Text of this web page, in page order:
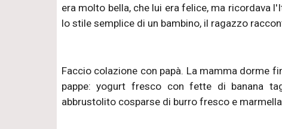
era molto bella, che lui era felice, ma ricordava
lo stile semplice di un bambino, il ragazzo
Faccio colazione con papà. La mamma dorme
pappe: yogurt fresco con fette di banana
abbrustolito cosparse di burro fresco e